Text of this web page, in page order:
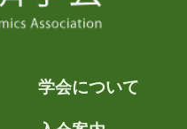
学会について